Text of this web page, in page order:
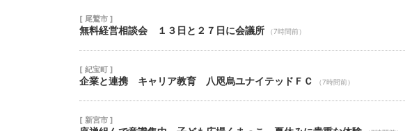
[ 尾鷲市 ]
無料経営相談会 １３日と２７日に会議所 （7時間前）
[ 紀宝町 ]
企業と連携 キャリア教育 八咫烏ユナイテッドＦＣ （7時間前）
[ 新宮市 ]